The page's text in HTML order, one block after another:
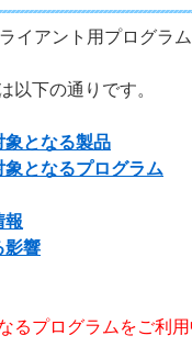
イアント用プログラ
以下の通りです。
象となる製品
象となるプログラム
報
影響
るプログラムをご利